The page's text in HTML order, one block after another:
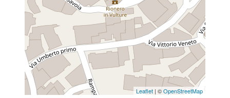
Leaflet | ©OpenStreetMap